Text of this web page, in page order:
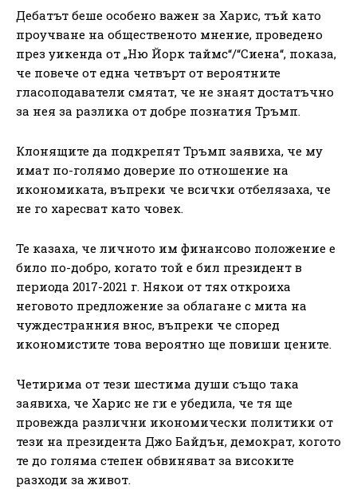
Дебатът беше особено важен за Харис, тъй като
проучване на общественото мнение, проведено
през уикенда от „Ню Йорк таймс“/“Сиена“, показа,
че повече от една четвърт от вероятните
гласоподаватели смятат, че не знаят достатъчно
за нея за разлика от добре познатия Тръмп.
Клонящите да подкрепят Тръмп заявиха, че му
имат по-голямо доверие по отношение на
икономиката, въпреки че всички отбелязаха, че
не го харесват като човек.
Те казаха, че личното им финансово положение е
било по-добро, когато той е бил президент в
периода 2017-2021 г. Някои от тях откроиха
неговото предложение за облагане с мита на
чуждестранния внос, въпреки че според
икономистите това вероятно ще повиши цените.
Четирима от тези шестима души също така
заявиха, че Харис не ги е убедила, че тя ще
провежда различни икономически политики от
тези на президента Джо Байдън, демократ, когото
те до голяма степен обвиняват за високите
разходи за живот.